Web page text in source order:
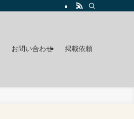
お問い合わせ 掲載依頼